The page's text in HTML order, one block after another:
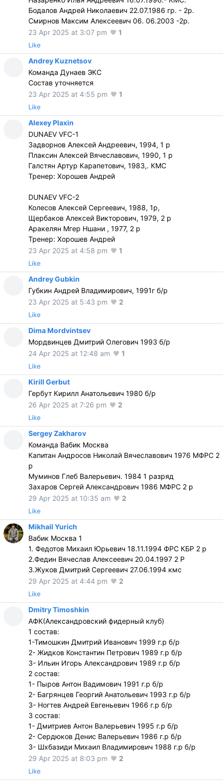
Бодалов Андрей Николаевич 22.07.1986 гр. - 2р.
Смирнов Максим Алексеевич 06. 06.2003 -2р.
23 Apr 2025 at 3:07 pm
1
Like
Andrey Kuznetsov
Команда Дунаев ЭКС
Состав уточняется
23 Apr 2025 at 4:55 pm
1
Like
Alexey Plaxin
DUNAEV VFC-1
Задворнов Алексей Андреевич, 1994, 1 р
Плаксин Алексей Вячеславович, 1990, 1 р
Галстян Артур Карапетович, 1983,. КМС
Тренер: Хорошев Андрей
DUNAEV VFC-2
Колесов Алексей Сергеевич, 1988, 1р,
Щербаков Алексей Викторович, 1979, 2 р
Аракелян Мгер Ншани , 1977, 2 р
Тренер: Хорошев Андрей
23 Apr 2025 at 4:58 pm
1
Like
Andrey Gubkin
Губкин Андрей Владимирович, 1991г б/р
23 Apr 2025 at 5:43 pm
2
Like
Dima Mordvintsev
Мордвинцев Дмитрий Олегович 1993 б/р
24 Apr 2025 at 12:48 am
1
Like
Kirill Gerbut
Гербут Кирилл Анатольевич 1980 б/р
26 Apr 2025 at 7:26 pm
2
Like
Sergey Zakharov
Команда Вабик Москва
Капитан ⁠Андросов Николай Вячеславович 1976 МФРС 2
р
Муминов Глеб Валерьевич. 1984 1 разряд
Захаров Сергей Александрович 1986 МФРС 2 р
29 Apr 2025 at 10:35 am
2
Like
Mikhail Yurich
Вабик Москва 1
1. ⁠Федотов Михаил Юрьевич 18.11.1994 ФРС КБР 2 р
2.Федин Вячеслав Алексеевич 20.04.1997 2 Р
3.Жуков Дмитрий Сергеевич 27.06.1994 кмс
29 Apr 2025 at 4:44 pm
2
Like
Dmitry Timoshkin
АФК(Александровский фидерный клуб)
1 состав:
1-Тимошкин Дмитрий Иванович 1999 г.р б/р
2- Жидков Константин Петрович 1989 г.р б/р
3- Ильин Игорь Александрович 1989 г.р б/р
2 состав:
1- Пыров Антон Вадимович 1991 г.р б/р
2- Багрянцев Георгий Анатольевич 1993 г.р б/р
3- Ногтев Андрей Евгеньевич 1966 г.р б/р
3 состав:
1- Дмитриев Антон Валерьевич 1995 г.р б/р
2- Сердюков Денис Валерьевич 1986 г.р б/р
3- Шхбазиди Михаил Владимирович 1988 г.р б/р
29 Apr 2025 at 8:03 pm
2
Like